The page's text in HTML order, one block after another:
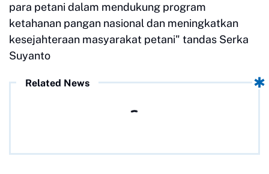
para petani dalam mendukung program
ketahanan pangan nasional dan meningkatkan
kesejahteraan masyarakat petani" tandas Serka
Suyanto
Related News